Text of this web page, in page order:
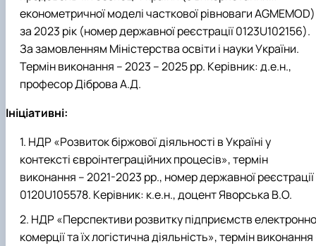
економетричної моделі часткової рівноваги
за 2023 рік (номер державної реєстрації 0123U102156).
За замовленням Міністерства освіти і науки України.
Термін виконання – 2023 – 2025 рр. Керівник: д.е.н.,
професор Діброва А.Д.
Ініціативні:
НДР «Розвиток біржової діяльності в Україні у
контексті євроінтеграційних процесів», термін
виконання – 2021-2023 рр., номер державної реєстрації
0120U105578. Керівник: к.е.н., доцент Яворська В.О.
НДР «Перспективи розвитку підприємств
комерції та їх логістична діяльність», термін виконання